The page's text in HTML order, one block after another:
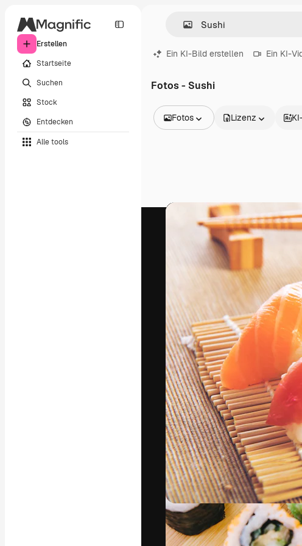
Erstellen
Startseite
Suchen
Stock
Entdecken
Alle tools
Ein KI-Bild erstellen Ein KI-
Fotos - Sushi
Fotos
Videos
Motion Graphics
Videovorlagen
Schriftarten
Lizenz
Die kreative Plattform,
Arbeit zu
Abonnenten unter
Agenturen und Studios.
Deutsch
Copyright © 2010-2026